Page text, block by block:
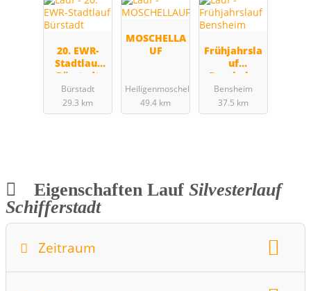
20. EWR-
Stadtlauf
Bürstadt
Bürstadt
29.3 km
MOSCHELLA
UF
Heiligenmoschel
49.4 km
Frühjahrsla
uf
Bensheim
Bensheim
37.5 km
Eigenschaften Lauf Silvesterlauf
Schifferstadt
Zeitraum